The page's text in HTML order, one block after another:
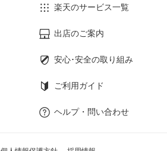
楽天のサービス一覧
出店のご案内
安心･安全の取り組み
ご利用ガイド
ヘルプ・問い合わせ